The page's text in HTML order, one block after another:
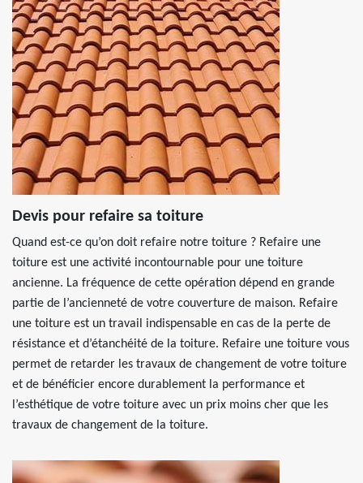
Devis pour refaire sa toiture
Quand est-ce qu’on doit refaire notre toiture ? Refaire une
toiture est une activité incontournable pour une toiture
ancienne. La fréquence de cette opération dépend en grande
partie de l’ancienneté de votre couverture de maison. Refaire
une toiture est un travail indispensable en cas de la perte de
résistance et d’étanchéité de la toiture. Refaire une toiture vous
permet de retarder les travaux de changement de votre toiture
et de bénéficier encore durablement la performance et
l’esthétique de votre toiture avec un prix moins cher que les
travaux de changement de la toiture.